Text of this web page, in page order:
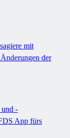
mit
Änderungen der
und -
App fürs